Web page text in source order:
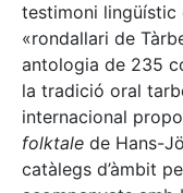
testimoni lingüístic
«rondallari de
antologia de 235
la tradició oral
internacional
folktale de Hans-
catàlegs d’àmbit